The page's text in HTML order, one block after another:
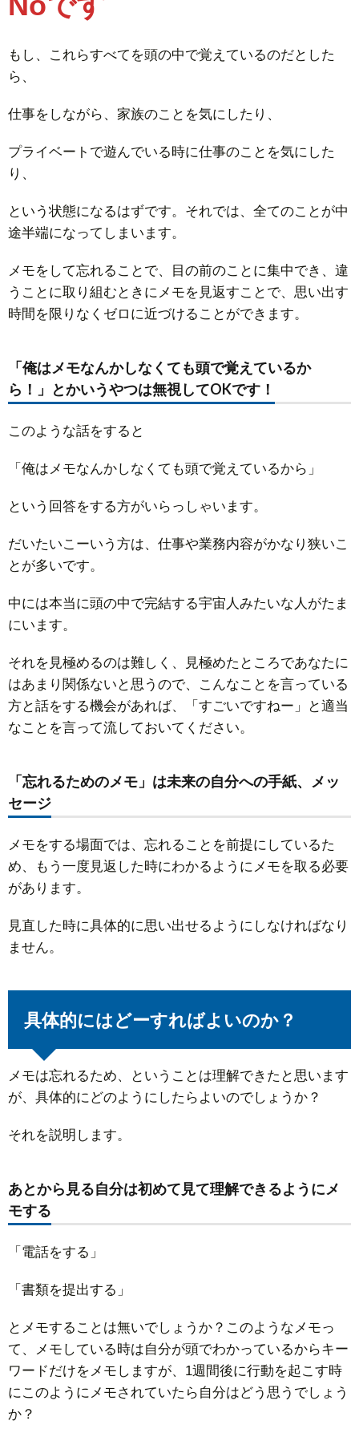
もし、これらすべてを頭の中で覚えているのだとした
ら、
仕事をしながら、家族のことを気にしたり、
プライベートで遊んでいる時に仕事のことを気にした
り、
という状態になるはずです。それでは、全てのことが中
途半端になってしまいます。
メモをして忘れることで、目の前のことに集中でき、違
うことに取り組むときにメモを見返すことで、思い出す
時間を限りなくゼロに近づけることができます。
「俺はメモなんかしなくても頭で覚えているか
ら！」とかいうやつは無視してOKです！
このような話をすると
「俺はメモなんかしなくても頭で覚えているから」
という回答をする方がいらっしゃいます。
だいたいこーいう方は、仕事や業務内容がかなり狭いこ
とが多いです。
中には本当に頭の中で完結する宇宙人みたいな人がたま
にいます。
それを見極めるのは難しく、見極めたところであなたに
はあまり関係ないと思うので、こんなことを言っている
方と話をする機会があれば、「すごいですねー」と適当
なことを言って流しておいてください。
「忘れるためのメモ」は未来の自分への手紙、メッ
セージ
メモをする場面では、忘れることを前提にしているた
め、もう一度見返した時にわかるようにメモを取る必要
があります。
見直した時に具体的に思い出せるようにしなければなり
ません。
具体的にはどーすればよいのか？
メモは忘れるため、ということは理解できたと思います
が、具体的にどのようにしたらよいのでしょうか？
それを説明します。
あとから見る自分は初めて見て理解できるようにメ
モする
「電話をする」
「書類を提出する」
とメモすることは無いでしょうか？このようなメモっ
て、メモしている時は自分が頭でわかっているからキー
ワードだけをメモしますが、1週間後に行動を起こす時
にこのようにメモされていたら自分はどう思うでしょう
か？